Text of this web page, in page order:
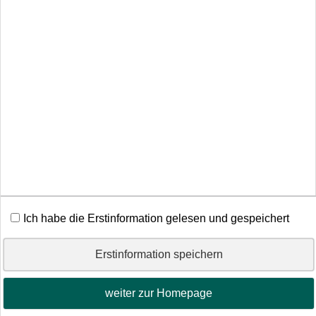
06535.1065
Impressum·Rechtliche Hinweise·Datenschutz·
Erstinformation·Beschwerden·Cookies Vertrag widerrufen
Ich habe die Erstinformation gelesen und gespeichert
Erstinformation speichern
weiter zur Homepage